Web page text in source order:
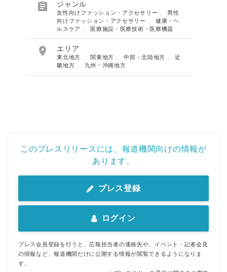
 ジャンル
女性向けファッション・アクセサリー
男性
向けファッション・アクセサリー
健康・ヘ
ルスケア
医療施設・医療技術・医療機器
 エリア
東北地方 関東地方 、中部・北陸地方 、近
畿地方
九州・沖縄地方
このプレスリリースには、報道機関向けの情報が
あります。
プレス登録
ログイン
プレス会員登録を行うと、広報担当者の連絡先や、イベント・記者会見
の情報など、報道機関だけに公開する情報が閲覧できるようになりま
す。